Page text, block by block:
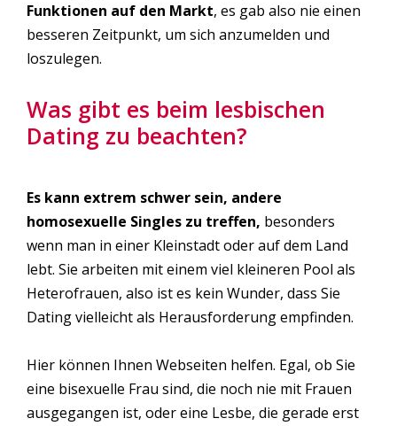
Funktionen auf den Markt, es gab also nie einen
besseren Zeitpunkt, um sich anzumelden und
loszulegen.
Was gibt es beim lesbischen
Dating zu beachten?
Es kann extrem schwer sein, andere
homosexuelle Singles zu treffen, besonders
wenn man in einer Kleinstadt oder auf dem Land
lebt. Sie arbeiten mit einem viel kleineren Pool als
Heterofrauen, also ist es kein Wunder, dass Sie
Dating vielleicht als Herausforderung empfinden.
Hier können Ihnen Webseiten helfen. Egal, ob Sie
eine bisexuelle Frau sind, die noch nie mit Frauen
ausgegangen ist, oder eine Lesbe, die gerade erst